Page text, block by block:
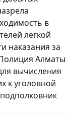
в
легкой
наказания за
Алматы
вычисления
к уголовной